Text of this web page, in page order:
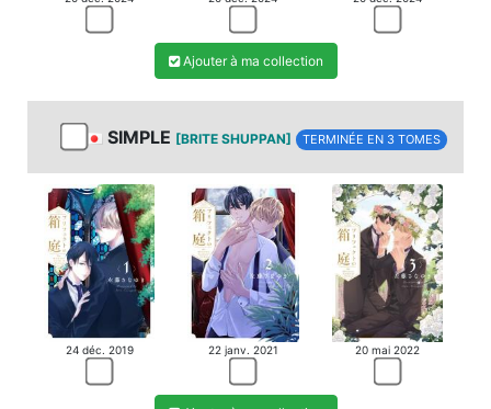
Ajouter à ma collection
SIMPLE [BRITE SHUPPAN] TERMINÉE EN 3 TOMES
24 déc. 2019 22 janv. 2021 20 mai 2022